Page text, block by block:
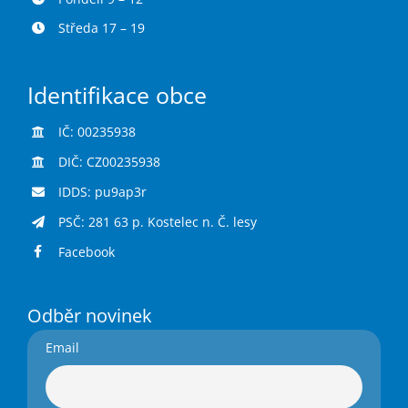
Středa 17 – 19
Identifikace obce
IČ: 00235938
DIČ: CZ00235938
IDDS: pu9ap3r
PSČ: 281 63 p. Kostelec n. Č. lesy
Facebook
Odběr novinek
Email